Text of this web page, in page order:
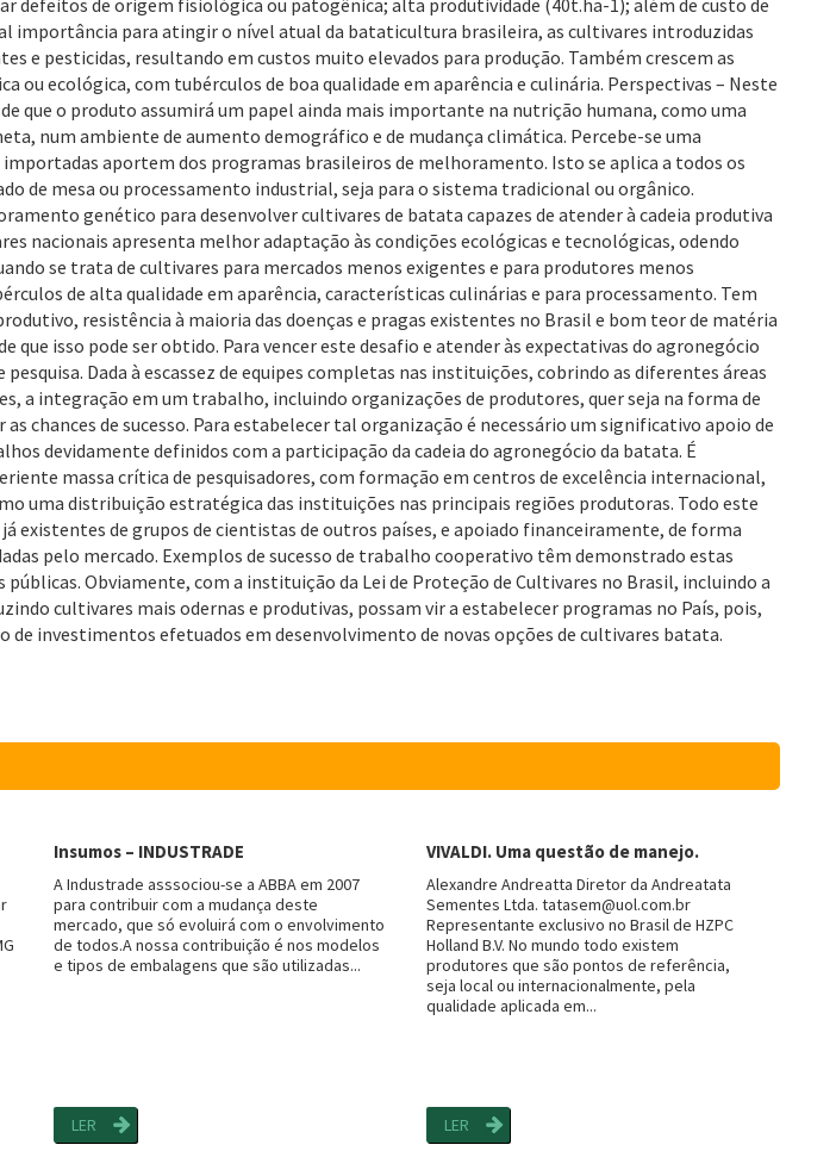
defeitos de origem fisiológica ou patogênica; alta produtividade (40t.ha-1); além de custo de
para atingir o nível atual da bataticultura brasileira, as cultivares introduzidas
pesticidas, resultando em custos muito elevados para produção. Também crescem as
ecológica, com tubérculos de boa qualidade em aparência e culinária. Perspectivas – Neste
o produto assumirá um papel ainda mais importante na nutrição humana, como uma
num ambiente de aumento demográfico e de mudança climática. Percebe-se uma
aportem dos programas brasileiros de melhoramento. Isto se aplica a todos os
de mesa ou processamento industrial, seja para o sistema tradicional ou orgânico.
genético para desenvolver cultivares de batata capazes de atender à cadeia produtiva
nacionais apresenta melhor adaptação às condições ecológicas e tecnológicas, odendo
se trata de cultivares para mercados menos exigentes e para produtores menos
de alta qualidade em aparência, características culinárias e para processamento. Tem
resistência à maioria das doenças e pragas existentes no Brasil e bom teor de matéria
isso pode ser obtido. Para vencer este desafio e atender às expectativas do agronegócio
Dada à escassez de equipes completas nas instituições, cobrindo as diferentes áreas
integração em um trabalho, incluindo organizações de produtores, quer seja na forma de
chances de sucesso. Para estabelecer tal organização é necessário um significativo apoio de
devidamente definidos com a participação da cadeia do agronegócio da batata. É
massa crítica de pesquisadores, com formação em centros de excelência internacional,
uma distribuição estratégica das instituições nas principais regiões produtoras. Todo este
de grupos de cientistas de outros países, e apoiado financeiramente, de forma
pelo mercado. Exemplos de sucesso de trabalho cooperativo têm demonstrado estas
Obviamente, com a instituição da Lei de Proteção de Cultivares no Brasil, incluindo a
cultivares mais odernas e produtivas, possam vir a estabelecer programas no País, pois,
investimentos efetuados em desenvolvimento de novas opções de cultivares batata.
Insumos – INDUSTRADE
A Industrade asssociou-se a ABBA em 2007
para contribuir com a mudança deste
mercado, que só evoluirá com o envolvimento
de todos.A nossa contribuição é nos modelos
e tipos de embalagens que são utilizadas...
LER
VIVALDI. Uma questão de manejo.
Alexandre Andreatta Diretor da Andreatata
Sementes Ltda. tatasem@uol.com.br
Representante exclusivo no Brasil de HZPC
Holland B.V. No mundo todo existem
produtores que são pontos de referência,
seja local ou internacionalmente, pela
qualidade aplicada em...
LER